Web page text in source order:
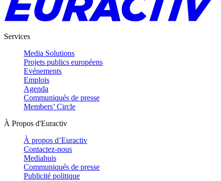
Services
Media Solutions
Projets publics européens
Evénements
Emplois
Agenda
Communiqués de presse
Members’ Circle
À Propos d'Euractiv
À propos d’Euractiv
Contactez-nous
Mediahuis
Communiqués de presse
Publicité politique